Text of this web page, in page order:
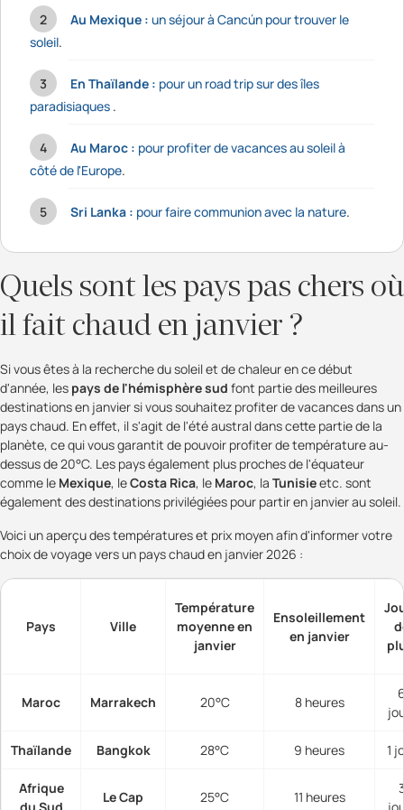
Au Mexique : un séjour à Cancún pour trouver le
soleil.
En Thaïlande : pour un road trip sur des îles
paradisiaques .
Au Maroc : pour profiter de vacances au soleil à
côté de l'Europe.
Sri Lanka : pour faire communion avec la nature.
Quels sont les pays pas chers où
il fait chaud en janvier ?
Si vous êtes à la recherche du soleil et de chaleur en ce début
d'année, les pays de l'hémisphère sud font partie des meilleures
destinations en janvier si vous souhaitez profiter de vacances dans un
pays chaud. En effet, il s'agit de l'été austral dans cette partie de la
planète, ce qui vous garantit de pouvoir profiter de température au-
dessus de 20°C. Les pays également plus proches de l'équateur
comme le Mexique, leCosta Rica, le Maroc, la Tunisieetc. sont
également des destinations privilégiées pour partir en janvier au soleil.
Voici un aperçu des températures et prix moyen afin d'informer votre
choix de voyage vers un pays chaud en janvier 2026 :
Pays Ville
Température
moyenne en
janvier
Ensoleillement
en janvier
Maroc Marrakech 20°C 8 heures
Thaïlande Bangkok 28°C 9 heures 1
Afrique
Le Cap 25°C 11 heures